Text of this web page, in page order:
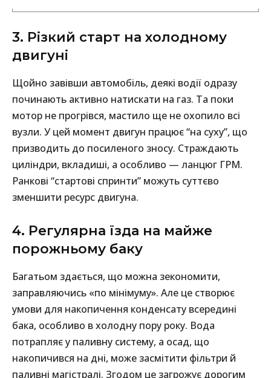
3. Різкий старт на холодному
двигуні
Щойно завівши автомобіль, деякі водії одразу
починають активно натискати на газ. Та поки
мотор не прогрівся, мастило ще не охопило всі
вузли. У цей момент двигун працює “на суху”, що
призводить до посиленого зносу. Страждають
циліндри, вкладиші, а особливо — ланцюг ГРМ.
Ранкові “стартові спринти” можуть суттєво
зменшити ресурс двигуна.
4. Регулярна їзда на майже
порожньому баку
Багатьом здається, що можна зекономити,
заправляючись «по мінімуму». Але це створює
умови для накопичення конденсату всередині
бака, особливо в холодну пору року. Вода
потрапляє у паливну систему, а осад, що
накопичився на дні, може засмітити фільтри й
паливні магістралі. Згодом це загрожує дорогим